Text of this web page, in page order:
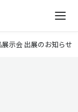
示会 出展のお知らせ